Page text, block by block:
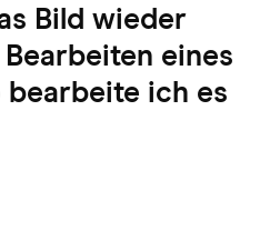
Bild wieder
eines
bearbeite ich es